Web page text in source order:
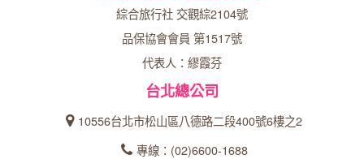
綜合旅行社 交觀綜2104號
品保協會會員 第1517號
代表人：繆霞芬
台北總公司
10556台北市松山區八德路二段400號6樓之2
專線：(02)6600-1688